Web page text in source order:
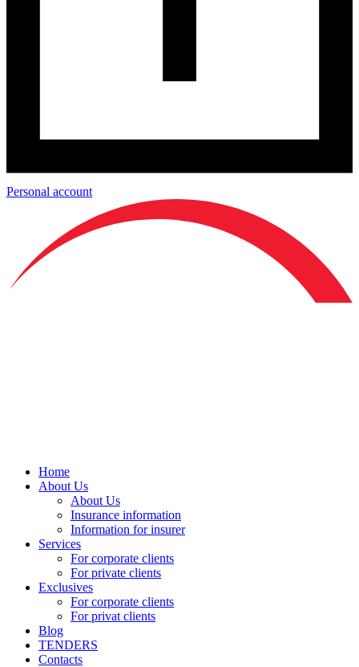
Personal account
Home
About Us
About Us
Insurance information
Information for insurer
Services
For corporate clients
For private clients
Exclusives
For corporate clients
For privat clients
Blog
TENDERS
Contacts